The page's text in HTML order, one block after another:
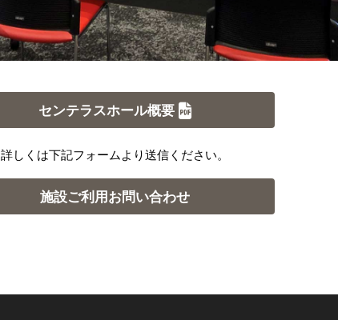
センテラスホール概要
詳しくは下記フォームより送信ください。
施設ご利用お問い合わせ